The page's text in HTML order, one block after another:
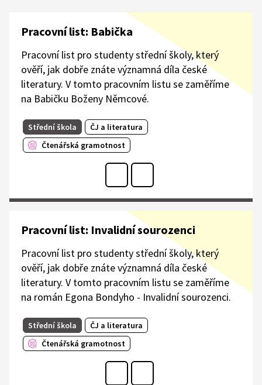
Pracovní list: Babička
Pracovní list pro studenty střední školy, který
ověří, jak dobře znáte významná díla české
literatury. V tomto pracovním listu se zaměříme
na Babičku Boženy Němcové.
Střední škola
ČJ a literatura
Čtenářská gramotnost
Pracovní list: Invalidní sourozenci
Pracovní list pro studenty střední školy, který
ověří, jak dobře znáte významná díla české
literatury. V tomto pracovním listu se zaměříme
na román Egona Bondyho - Invalidní sourozenci.
Střední škola
ČJ a literatura
Čtenářská gramotnost